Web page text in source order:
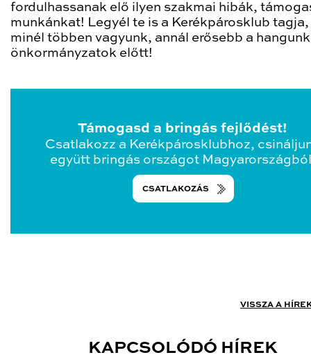
fordulhassanak elő ilyen szakmai hibák,
munkánkat! Legyél te is a Kerékpárosklub
minél többen vagyunk, annál erősebb a
önkormányzatok előtt!
Támogasd a bringás fejlődést!
Csatlakozz a Kerékpárosklubhoz,
együtt bringás országot
CSATLAKOZÁS
VISSZA A
KAPCSOLÓDÓ HÍREK